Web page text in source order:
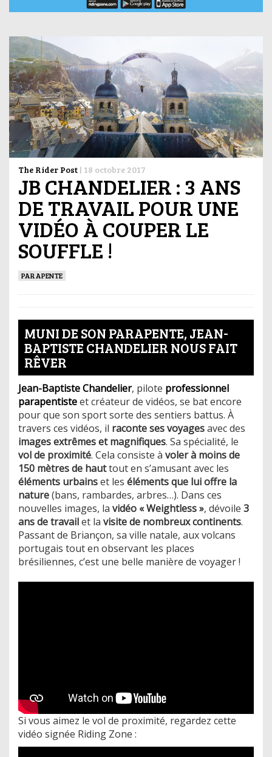
The Rider Post | 18 octobre 2017
JB CHANDELIER : 3 ANS
DE TRAVAIL POUR UNE
VIDÉO À COUPER LE
SOUFFLE !
PARAPENTE
MUNI DE SON PARAPENTE, JEAN-
BAPTISTE CHANDELIER NOUS FAIT
RÊVER
Jean-Baptiste Chandelier, pilote professionnel
parapentisteet créateur de vidéos, se bat encore
pour que son sport sorte des sentiers battus. À
travers ces vidéos, il raconte ses voyagesavec des
images extrêmes et magnifiques. Sa spécialité, le
vol de proximité. Cela consiste à voler à moins de
150 mètres de hauttout en s’amusant avec les
éléments urbainset les éléments que lui offre la
nature(bans, rambardes, arbres…). Dans ces
nouvelles images, la vidéo « Weightless », dévoile 3
ans de travailet la visite de nombreux continents.
Passant de Briançon, sa ville natale, aux volcans
portugais tout en observant les places
brésiliennes, c’est une belle manière de voyager !
Si vous aimez le vol de proximité, regardez cette
vidéo signée Riding Zone :